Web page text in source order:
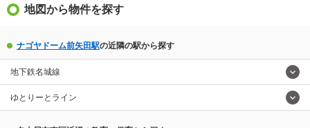
地図から物件を探す
ナゴヤドーム前矢田駅の近隣の駅から探す
地下鉄名城線
ゆとりーとライン